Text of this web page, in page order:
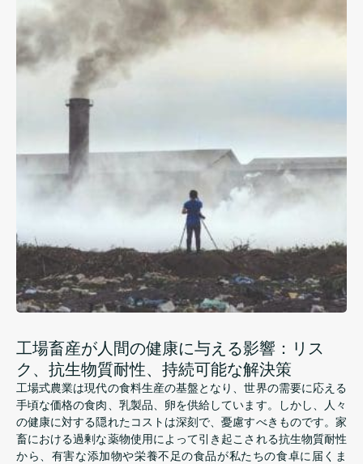
工場畜産が人間の健康に与える影響：リス
ク、抗生物質耐性、持続可能な解決策
工場式農業は現代の食料生産の基盤となり、世界の需要に応える
手頃な価格の食肉、乳製品、卵を供給しています。しかし、人々
の健康に対する隠れたコストは深刻で、憂慮すべきものです。家
畜における過剰な薬物使用によって引き起こされる抗生物質耐性
から、有害な添加物や栄養不足の食品が私たちの食卓に届くま